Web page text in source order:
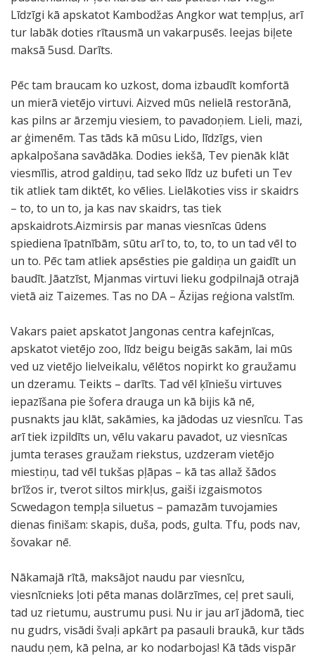
Līdzīgi kā apskatot Kambodžas Angkor wat tempļus, arī
tur labāk doties rītausmā un vakarpusēs. Ieejas biļete
maksā 5usd. Darīts.
Pēc tam braucam ko uzkost, doma izbaudīt komfortā
un mierā vietējo virtuvi. Aizved mūs nelielā restorānā,
kas pilns ar ārzemju viesiem, to pavadoņiem. Lieli, mazi,
ar ģimenēm. Tas tāds kā mūsu Lido, līdzīgs, vien
apkalpošana savādāka. Dodies iekšā, Tev pienāk klāt
viesmīlis, atrod galdiņu, tad seko līdz uz bufeti un Tev
tik atliek tam diktēt, ko vēlies. Lielākoties viss ir skaidrs
– to, to un to, ja kas nav skaidrs, tas tiek
apskaidrots.Aizmirsis par manas viesnīcas ūdens
spiediena īpatnībām, sūtu arī to, to, to, to un tad vēl to
un to. Pēc tam atliek apsēsties pie galdiņa un gaidīt un
baudīt. Jāatzīst, Mjanmas virtuvi lieku godpilnajā otrajā
vietā aiz Taizemes. Tas no DA – Āzijas reģiona valstīm.
Vakars paiet apskatot Jangonas centra kafejnīcas,
apskatot vietējo zoo, līdz beigu beigās sakām, lai mūs
ved uz vietējo lielveikalu, vēlētos nopirkt ko graužamu
un dzeramu. Teikts – darīts. Tad vēl ķīniešu virtuves
iepazīšana pie šofera drauga un kā bijis kā nē,
pusnakts jau klāt, sakāmies, ka jādodas uz viesnīcu. Tas
arī tiek izpildīts un, vēlu vakaru pavadot, uz viesnīcas
jumta terases graužam riekstus, uzdzeram vietējo
miestiņu, tad vēl tukšas pļāpas – kā tas allaž šādos
brīžos ir, tverot siltos mirkļus, gaiši izgaismotos
Scwedagon tempļa siluetus – pamazām tuvojamies
dienas finišam: skapis, duša, pods, gulta. Tfu, pods nav,
šovakar nē.
Nākamajā rītā, maksājot naudu par viesnīcu,
viesnīcnieks ļoti pēta manas dolārzīmes, ceļ pret sauli,
tad uz rietumu, austrumu pusi. Nu ir jau arī jādomā, tiec
nu gudrs, visādi švaļi apkārt pa pasauli braukā, kur tāds
naudu ņem, kā pelna, ar ko nodarbojas! Kā tāds vispār